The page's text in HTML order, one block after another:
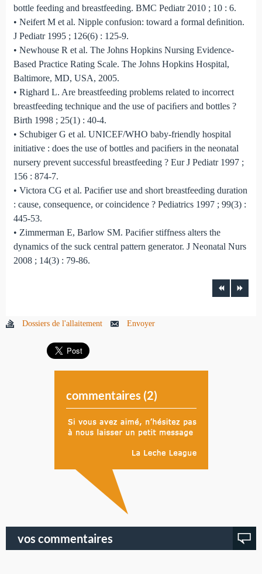
bottle feeding and breastfeeding. BMC Pediatr 2010 ; 10 : 6.
• Neifert M et al. Nipple confusion: toward a formal deﬁnition.
J Pediatr 1995 ; 126(6) : 125-9.
• Newhouse R et al. The Johns Hopkins Nursing Evidence-
Based Practice Rating Scale. The Johns Hopkins Hospital,
Baltimore, MD, USA, 2005.
• Righard L. Are breastfeeding problems related to incorrect
breastfeeding technique and the use of paciﬁers and bottles ?
Birth 1998 ; 25(1) : 40-4.
• Schubiger G et al. UNICEF/WHO baby-friendly hospital
initiative : does the use of bottles and paciﬁers in the neonatal
nursery prevent successful breastfeeding ? Eur J Pediatr 1997 ;
156 : 874-7.
• Victora CG et al. Paciﬁer use and short breastfeeding duration
: cause, consequence, or coincidence ? Pediatrics 1997 ; 99(3) :
445-53.
• Zimmerman E, Barlow SM. Paciﬁer stiffness alters the
dynamics of the suck central pattern generator. J Neonatal Nurs
2008 ; 14(3) : 79-86.
Dossiers de l'allaitement Envoyer
commentaires (2)
vos commentaires